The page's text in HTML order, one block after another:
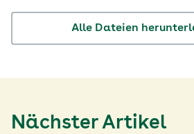
Alle Dateien
Nächster Artikel